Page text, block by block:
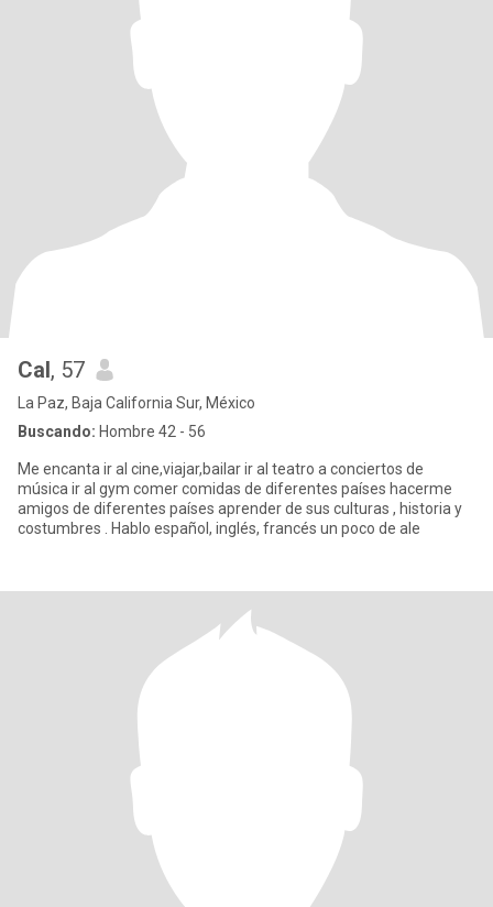
Cal, 57
La Paz, Baja California Sur, México
Buscando: Hombre 42 - 56
Me encanta ir al cine,viajar,bailar ir al teatro a conciertos de
música ir al gym comer comidas de diferentes países hacerme
amigos de diferentes países aprender de sus culturas , historia y
costumbres . Hablo español, inglés, francés un poco de ale